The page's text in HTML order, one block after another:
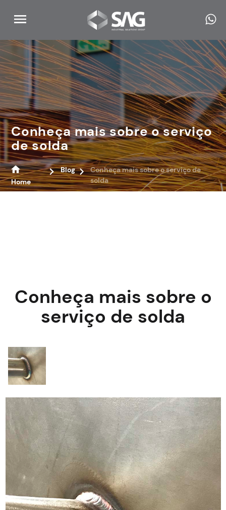
Conheça mais sobre o serviço
de solda
Home
Blog
Conheça mais sobre o serviço de
solda
Conheça mais sobre o
serviço de solda